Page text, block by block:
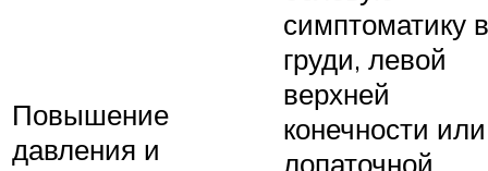
Повышение
давления и
симптоматику в
груди, левой
верхней
конечности или
лопаточной